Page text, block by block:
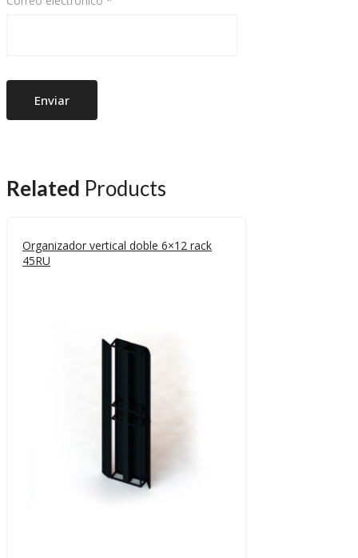
Related Products
Organizador vertical doble 6×12 rack
45RU